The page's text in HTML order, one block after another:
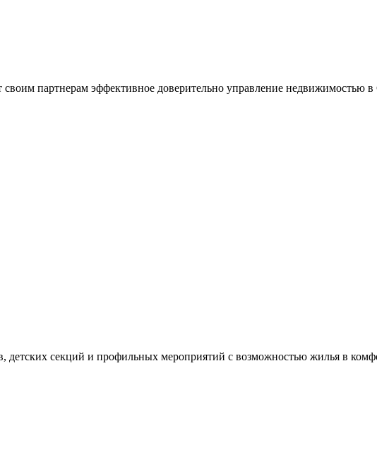
партнерам эффективное доверительно управление недвижимостью
детских секций и профильных мероприятий с возможностью жилья в